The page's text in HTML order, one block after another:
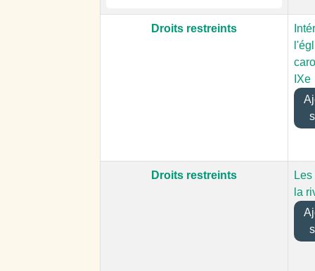
Droits restreints
IXe
Droits restreints
la